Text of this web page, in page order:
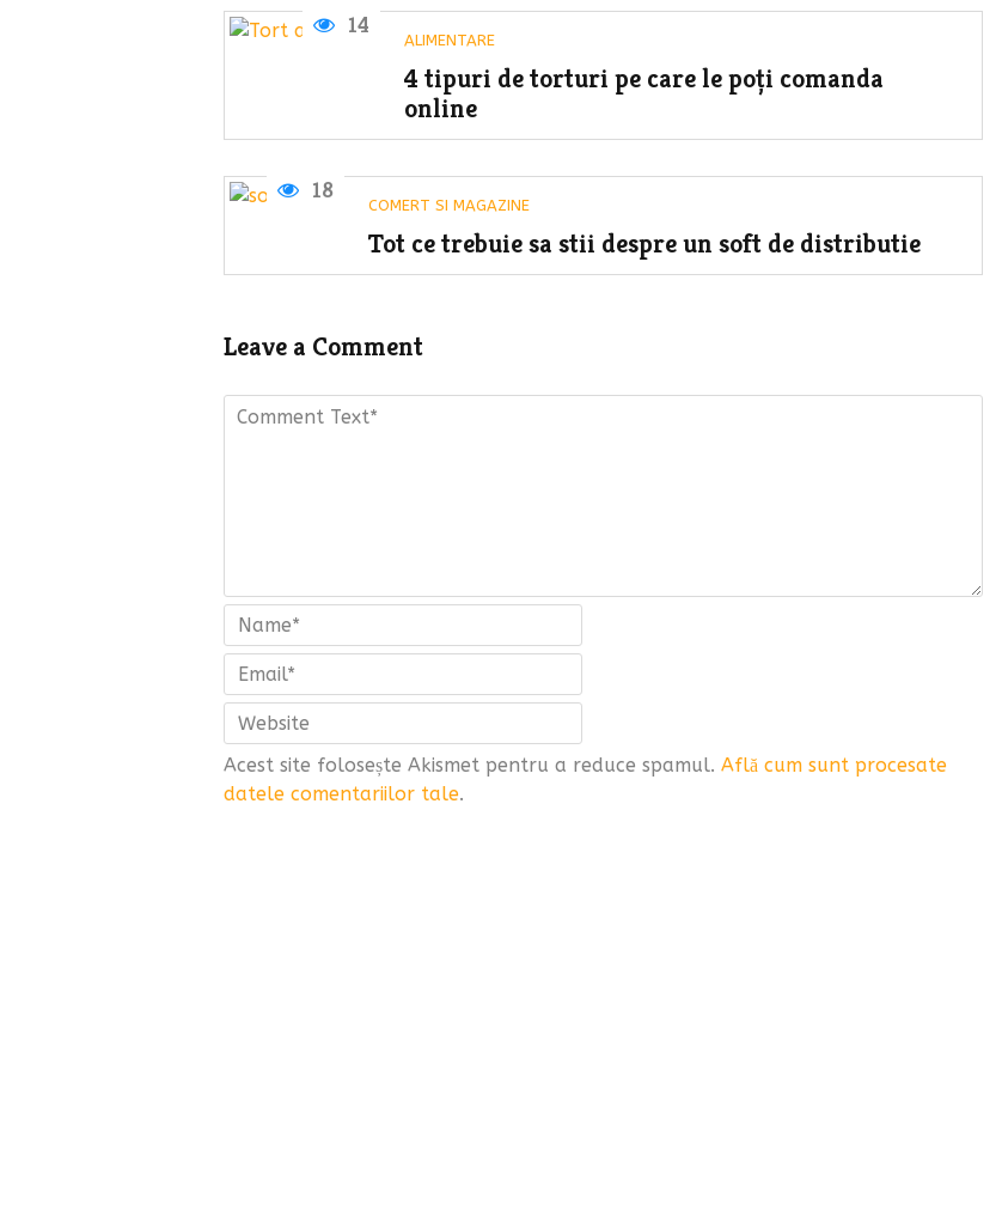
14
ALIMENTARE
4 tipuri de torturi pe care le poți comanda
online
18
COMERT SI MAGAZINE
Tot ce trebuie sa stii despre un soft de distributie
Leave a Comment
Acest site folosește Akismet pentru a reduce spamul. Află cum sunt procesate
datele comentariilor tale.